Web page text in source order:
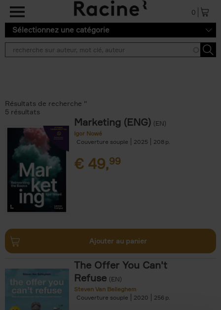
Aller au contenu principal
0
Sélectionnez une catégorie
Résultats de recherche ''
5 résultats
Marketing (ENG) (EN)
Igor Nowé
Couverture souple
2025 208
€ 49,99
Ajouter au panier
The Offer You Can't
Refuse (EN)
Steven Van Belleghem
Couverture souple
2020 256